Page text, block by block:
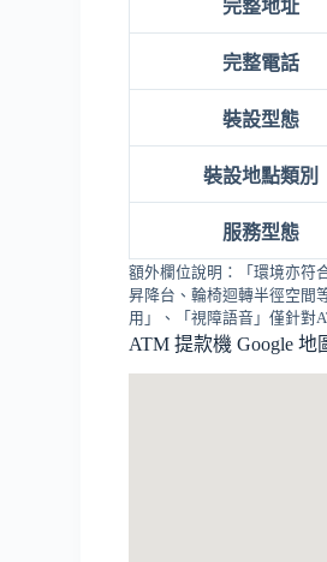
完整地址
完整電話
裝設型態
裝設地點類別
服務型態
額外欄位說明：「環境亦符
昇降台、輪椅迴轉半徑空間
用」、「視障語音」僅針對
ATM 提款機 Google 地